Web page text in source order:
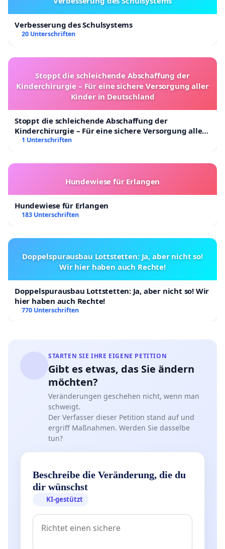
Verbesserung des Schulsystems
20 Unterschriften
Stoppt die schleichende Abschaffung der
Kinderchirurgie – Für eine sichere Versorgung aller
Kinder in Deutschland
Stoppt die schleichende Abschaffung der
Kinderchirurgie – Für eine sichere Versorgung aller
Kinder in Deutschland
1 Unterschriften
Hundewiese für Erlangen
Hundewiese für Erlangen
183 Unterschriften
Doppelspurausbau Lottstetten: Ja, aber nicht so!
Wir hier haben auch Rechte!
Doppelspurausbau Lottstetten: Ja, aber nicht so! Wir
hier haben auch Rechte!
770 Unterschriften
STARTEN SIE IHRE EIGENE PETITION
Gibt es etwas, das Sie ändern
möchten?
Veränderungen geschehen nicht, wenn man
schweigt.
Der Verfasser dieser Petition stand auf und
ergriff Maßnahmen. Werden Sie dasselbe
tun?
Beschreibe die Veränderung, die du
dir wünschst
KI-gestützt